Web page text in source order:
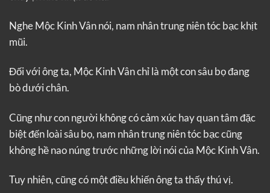
Nghe Mộc Kinh Vân nói, nam nhân trung niên tóc bạc khịt
mũi.
Đối với ông ta, Mộc Kinh Vân chỉ là một con sâu bọ đang
bò dưới chân.
Cũng như con người không có cảm xúc hay quan tâm đặc
biệt đến loài sâu bọ, nam nhân trung niên tóc bạc cũng
không hề nao núng trước những lời nói của Mộc Kinh Vân.
Tuy nhiên, cũng có một điều khiến ông ta thấy thú vị.